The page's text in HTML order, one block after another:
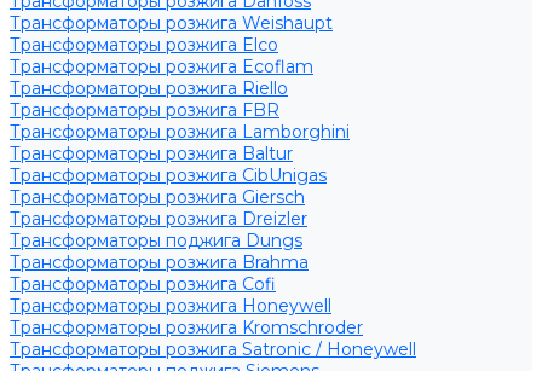
Трансформаторы розжига Weishaupt
Трансформаторы розжига Elco
Трансформаторы розжига Ecoflam
Трансформаторы розжига Riello
Трансформаторы розжига FBR
Трансформаторы розжига Lamborghini
Трансформаторы розжига Baltur
Трансформаторы розжига CibUnigas
Трансформаторы розжига Giersch
Трансформаторы розжига Dreizler
Трансформаторы поджига Dungs
Трансформаторы розжига Brahma
Трансформаторы розжига Cofi
Трансформаторы розжига Honeywell
Трансформаторы розжига Kromschroder
Трансформаторы розжига Satronic / Honeywell